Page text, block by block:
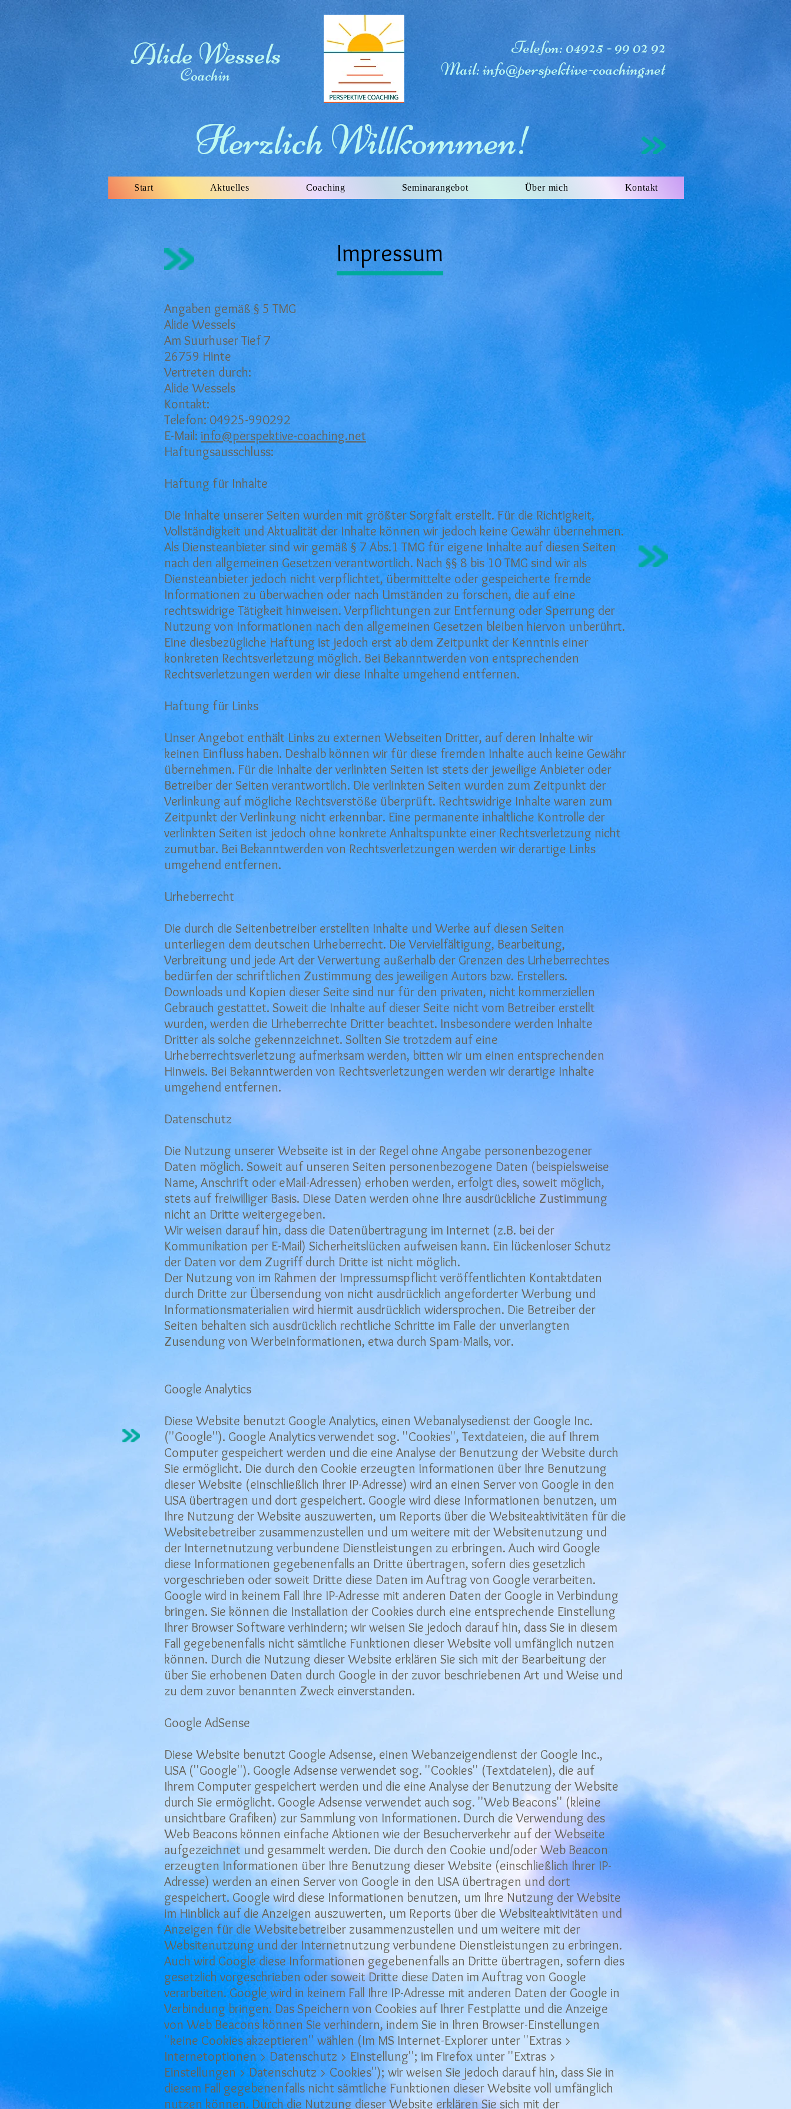
Alide Wessels
Coachin
Telefon: 04925 - 99 02 92
Mail:info@perspektive-coaching.net
Herzlich Willkommen!
Start Aktuelles Coaching Seminarangebot Über mich Kontakt
Impressum
Angaben gemäß § 5 TMG
Alide Wessels
Am Suurhuser Tief 7
26759 Hinte
Vertreten durch:
Alide Wessels
Kontakt:
Telefon: 04925-990292
E-Mail: info@perspektive-coaching.net
Haftungsausschluss:
Haftung für Inhalte
Die Inhalte unserer Seiten wurden mit größter Sorgfalt erstellt. Für die Richtigkeit,
Vollständigkeit und Aktualität der Inhalte können wir jedoch keine Gewähr übernehmen.
Als Diensteanbieter sind wir gemäß § 7 Abs.1 TMG für eigene Inhalte auf diesen Seiten
nach den allgemeinen Gesetzen verantwortlich. Nach §§ 8 bis 10 TMG sind wir als
Diensteanbieter jedoch nicht verpflichtet, übermittelte oder gespeicherte fremde
Informationen zu überwachen oder nach Umständen zu forschen, die auf eine
rechtswidrige Tätigkeit hinweisen. Verpflichtungen zur Entfernung oder Sperrung der
Nutzung von Informationen nach den allgemeinen Gesetzen bleiben hiervon unberührt.
Eine diesbezügliche Haftung ist jedoch erst ab dem Zeitpunkt der Kenntnis einer
konkreten Rechtsverletzung möglich. Bei Bekanntwerden von entsprechenden
Rechtsverletzungen werden wir diese Inhalte umgehend entfernen.
Haftung für Links
Unser Angebot enthält Links zu externen Webseiten Dritter, auf deren Inhalte wir
keinen Einfluss haben. Deshalb können wir für diese fremden Inhalte auch keine Gewähr
übernehmen. Für die Inhalte der verlinkten Seiten ist stets der jeweilige Anbieter oder
Betreiber der Seiten verantwortlich. Die verlinkten Seiten wurden zum Zeitpunkt der
Verlinkung auf mögliche Rechtsverstöße überprüft. Rechtswidrige Inhalte waren zum
Zeitpunkt der Verlinkung nicht erkennbar. Eine permanente inhaltliche Kontrolle der
verlinkten Seiten ist jedoch ohne konkrete Anhaltspunkte einer Rechtsverletzung nicht
zumutbar. Bei Bekanntwerden von Rechtsverletzungen werden wir derartige Links
umgehend entfernen.
Urheberrecht
Die durch die Seitenbetreiber erstellten Inhalte und Werke auf diesen Seiten
unterliegen dem deutschen Urheberrecht. Die Vervielfältigung, Bearbeitung,
Verbreitung und jede Art der Verwertung außerhalb der Grenzen des Urheberrechtes
bedürfen der schriftlichen Zustimmung des jeweiligen Autors bzw. Erstellers.
Downloads und Kopien dieser Seite sind nur für den privaten, nicht kommerziellen
Gebrauch gestattet. Soweit die Inhalte auf dieser Seite nicht vom Betreiber erstellt
wurden, werden die Urheberrechte Dritter beachtet. Insbesondere werden Inhalte
Dritter als solche gekennzeichnet. Sollten Sie trotzdem auf eine
Urheberrechtsverletzung aufmerksam werden, bitten wir um einen entsprechenden
Hinweis. Bei Bekanntwerden von Rechtsverletzungen werden wir derartige Inhalte
umgehend entfernen.
Datenschutz
Die Nutzung unserer Webseite ist in der Regel ohne Angabe personenbezogener
Daten möglich. Soweit auf unseren Seiten personenbezogene Daten (beispielsweise
Name, Anschrift oder eMail-Adressen) erhoben werden, erfolgt dies, soweit möglich,
stets auf freiwilliger Basis. Diese Daten werden ohne Ihre ausdrückliche Zustimmung
nicht an Dritte weitergegeben.
Wir weisen darauf hin, dass die Datenübertragung im Internet (z.B. bei der
Kommunikation per E-Mail) Sicherheitslücken aufweisen kann. Ein lückenloser Schutz
der Daten vor dem Zugriff durch Dritte ist nicht möglich.
Der Nutzung von im Rahmen der Impressumspflicht veröffentlichten Kontaktdaten
durch Dritte zur Übersendung von nicht ausdrücklich angeforderter Werbung und
Informationsmaterialien wird hiermit ausdrücklich widersprochen. Die Betreiber der
Seiten behalten sich ausdrücklich rechtliche Schritte im Falle der unverlangten
Zusendung von Werbeinformationen, etwa durch Spam-Mails, vor.
Google Analytics
Diese Website benutzt Google Analytics, einen Webanalysedienst der Google Inc.
(''Google''). Google Analytics verwendet sog. ''Cookies'', Textdateien, die auf Ihrem
Computer gespeichert werden und die eine Analyse der Benutzung der Website durch
Sie ermöglicht. Die durch den Cookie erzeugten Informationen über Ihre Benutzung
dieser Website (einschließlich Ihrer IP-Adresse) wird an einen Server von Google in den
USA übertragen und dort gespeichert. Google wird diese Informationen benutzen, um
Ihre Nutzung der Website auszuwerten, um Reports über die Websiteaktivitäten für die
Websitebetreiber zusammenzustellen und um weitere mit der Websitenutzung und
der Internetnutzung verbundene Dienstleistungen zu erbringen. Auch wird Google
diese Informationen gegebenenfalls an Dritte übertragen, sofern dies gesetzlich
vorgeschrieben oder soweit Dritte diese Daten im Auftrag von Google verarbeiten.
Google wird in keinem Fall Ihre IP-Adresse mit anderen Daten der Google in Verbindung
bringen. Sie können die Installation der Cookies durch eine entsprechende Einstellung
Ihrer Browser Software verhindern; wir weisen Sie jedoch darauf hin, dass Sie in diesem
Fall gegebenenfalls nicht sämtliche Funktionen dieser Website voll umfänglich nutzen
können. Durch die Nutzung dieser Website erklären Sie sich mit der Bearbeitung der
über Sie erhobenen Daten durch Google in der zuvor beschriebenen Art und Weise und
zu dem zuvor benannten Zweck einverstanden.
Google AdSense
Diese Website benutzt Google Adsense, einen Webanzeigendienst der Google Inc.,
USA (''Google''). Google Adsense verwendet sog. ''Cookies'' (Textdateien), die auf
Ihrem Computer gespeichert werden und die eine Analyse der Benutzung der Website
durch Sie ermöglicht. Google Adsense verwendet auch sog. ''Web Beacons'' (kleine
unsichtbare Grafiken) zur Sammlung von Informationen. Durch die Verwendung des
Web Beacons können einfache Aktionen wie der Besucherverkehr auf der Webseite
aufgezeichnet und gesammelt werden. Die durch den Cookie und/oder Web Beacon
erzeugten Informationen über Ihre Benutzung dieser Website (einschließlich Ihrer IP-
Adresse) werden an einen Server von Google in den USA übertragen und dort
gespeichert. Google wird diese Informationen benutzen, um Ihre Nutzung der Website
im Hinblick auf die Anzeigen auszuwerten, um Reports über die Websiteaktivitäten und
Anzeigen für die Websitebetreiber zusammenzustellen und um weitere mit der
Websitenutzung und der Internetnutzung verbundene Dienstleistungen zu erbringen.
Auch wird Google diese Informationen gegebenenfalls an Dritte übertragen, sofern dies
gesetzlich vorgeschrieben oder soweit Dritte diese Daten im Auftrag von Google
verarbeiten. Google wird in keinem Fall Ihre IP-Adresse mit anderen Daten der Google in
Verbindung bringen. Das Speichern von Cookies auf Ihrer Festplatte und die Anzeige
von Web Beacons können Sie verhindern, indem Sie in Ihren Browser-Einstellungen
''keine Cookies akzeptieren'' wählen (Im MS Internet-Explorer unter ''Extras >
Internetoptionen > Datenschutz > Einstellung''; im Firefox unter ''Extras >
Einstellungen > Datenschutz > Cookies''); wir weisen Sie jedoch darauf hin, dass Sie in
diesem Fall gegebenenfalls nicht sämtliche Funktionen dieser Website voll umfänglich
nutzen können. Durch die Nutzung dieser Website erklären Sie sich mit der